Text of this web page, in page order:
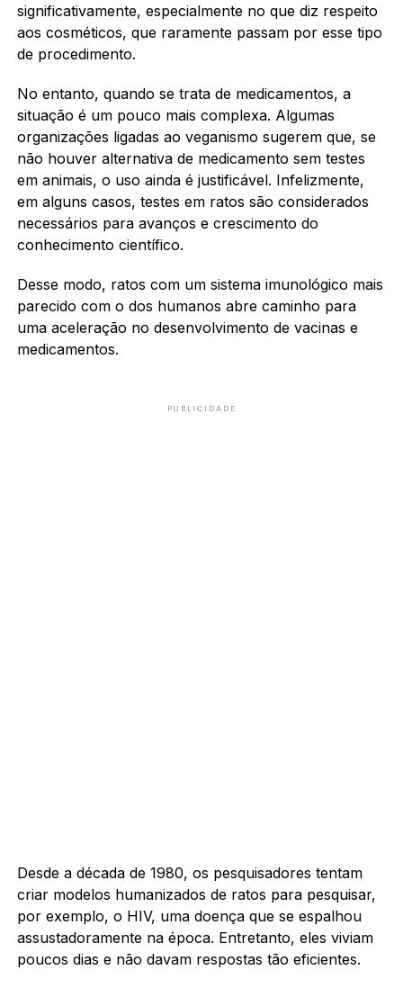
significativamente, especialmente no que diz respeito
aos cosméticos, que raramente passam por esse tipo
de procedimento.
No entanto, quando se trata de medicamentos, a
situação é um pouco mais complexa. Algumas
organizações ligadas ao veganismo sugerem que, se
não houver alternativa de medicamento sem testes
em animais, o uso ainda é justificável. Infelizmente,
em alguns casos, testes em ratos são considerados
necessários para avanços e crescimento do
conhecimento científico.
Desse modo, ratos com um sistema imunológico mais
parecido com o dos humanos abre caminho para
uma aceleração no desenvolvimento de vacinas e
medicamentos.
PUBLICIDADE
Desde a década de 1980, os pesquisadores tentam
criar modelos humanizados de ratos para pesquisar,
por exemplo, o HIV, uma doença que se espalhou
assustadoramente na época. Entretanto, eles viviam
poucos dias e não davam respostas tão eficientes.